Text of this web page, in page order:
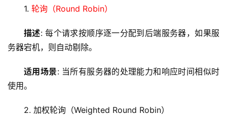
1. 轮询（Round Robin）
描述: 每个请求按顺序逐一分配到后端服务器，如果服
务器宕机，则自动剔除。
适用场景: 当所有服务器的处理能力和响应时间相似时
使用。
2. 加权轮询（Weighted Round Robin）